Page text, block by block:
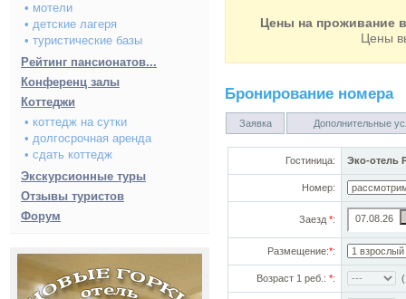
• мотели
• детские лагеря
• туристические базы
Рейтинг пансионатов...
Конференц залы
Коттеджи
• коттедж на сутки
• долгосрочная аренда
• сдать коттедж
Экскурсионные туры
Отзывы туристов
Форум
Цены на проживание
Цены
Бронирование номера
Заявка Дополнительные
Гостиница: Эко-отель
Номер:
Заезд *:
Размещение:*:
Возраст 1 реб.: *: